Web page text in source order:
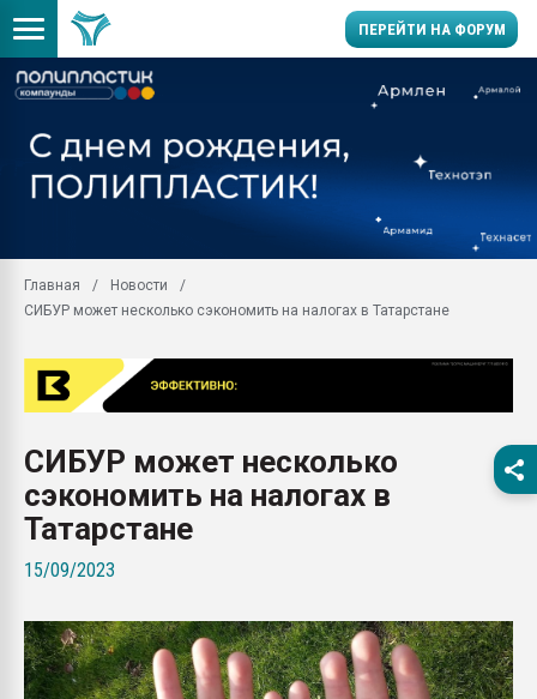
ПЕРЕЙТИ НА ФОРУМ
заводу пластмасс"
28.07.2026
пластмасс
28.07.2026
ПЕРЕЙТИ НА
Главная
Новости
СИБУР может несколько сэкономить на налогах в Татарстане
СИБУР может несколько
сэкономить на налогах в
Татарстане
15/09/2023